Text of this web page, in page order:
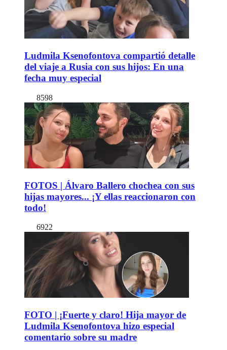
Ludmila Ksenofontova compartió detalle
del viaje a Rusia con sus hijos: En una
fecha muy especial
8598
FOTOS | Álvaro Ballero chochea con sus
hijas mayores... ¡Y ellas reaccionaron con
todo!
6922
FOTO | ¡Fuerte y claro! Hija mayor de
Ludmila Ksenofontova hizo especial
comentario sobre su madre